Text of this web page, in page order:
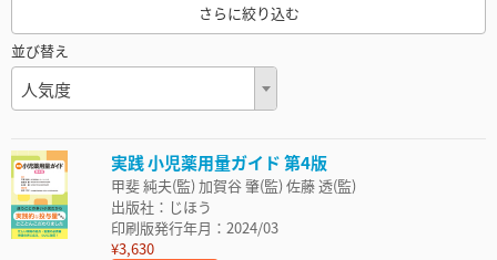
さらに絞り込む
並び替え
人気度
実践 小児薬用量ガイド 第4版
甲斐 純夫(監) 加賀谷 肇(監) 佐藤 透(監)
出版社：じほう
印刷版発行年月：2024/03
¥3,630